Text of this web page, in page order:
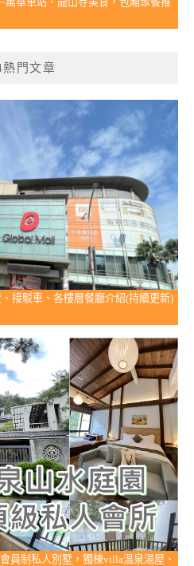
門文章
接駁車、各樓層餐廳介紹(持續更新)
員制私人別墅，獨棟villa溫泉湯屋、